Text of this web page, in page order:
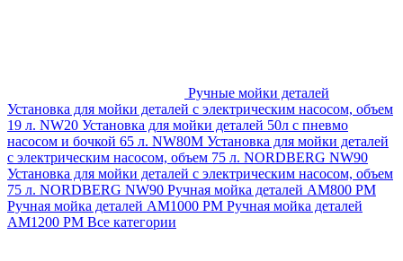
Ручные мойки деталей
Установка для мойки деталей с электрическим насосом, объем
19 л. NW20 Установка для мойки деталей 50л с пневмо
насосом и бочкой 65 л. NW80M Установка для мойки деталей
с электрическим насосом, объем 75 л. NORDBERG NW90
Установка для мойки деталей с электрическим насосом, объем
75 л. NORDBERG NW90 Ручная мойка деталей АМ800 РМ
Ручная мойка деталей АМ1000 РМ Ручная мойка деталей
АМ1200 РМ Все категории